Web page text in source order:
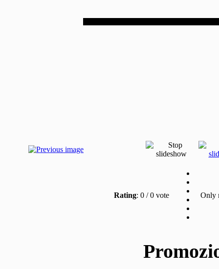
Rating: 0 / 0 vote Only